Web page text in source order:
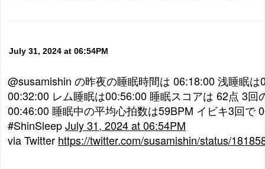
July 31, 2024 at 06:54PM
@susamishin の昨夜の睡眠時間は 06:18:00 浅睡眠は
00:32:00 レム睡眠は00:56:00 睡眠スコアは 62点 3回
00:46:00 睡眠中の平均心拍数は59BPM イビキ3回で
#ShinSleepJuly 31, 2024 at 06:54PM
via Twitter https://twitter.com/susamishin/status/